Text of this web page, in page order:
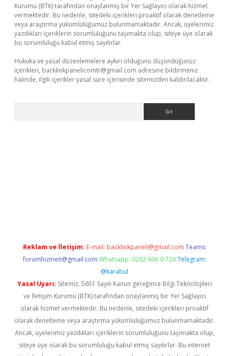
Kurumu (BTK) tarafından onaylanmış bir Yer Sağlayıcı olarak hizmet
vermektedir. Bu nedenle, sitedeki içerikleri proaktif olarak denetleme
veya araştırma yükümlülüğümüz bulunmamaktadır. Ancak, üyelerimiz
yazdıkları içeriklerin sorumluluğunu taşımakta olup, siteye üye olarak
bu sorumluluğu kabul etmiş sayılırlar.
Hukuka ve yasal düzenlemelere aykırı olduğunu düşündüğünüz
içerikleri, backlinkpanelicomtr@gmail.com adresine bildirmeniz
halinde, ilgili içerikler yasal süre içerisinde sitemizden kaldırılacaktır.
Reklam ve İletişim: E-mail: backlinkpaneli@gmail.com Teams:
forumhizmeti@gmail.com Whatsapp: 0262 606 0 726 Telegram:
@karabul
Yasal Uyarı: Sitemiz, 5651 Sayılı Kanun gereğince Bilgi Teknolojileri
ve İletişim Kurumu (BTK) tarafından onaylanmış bir Yer Sağlayıcı
olarak hizmet vermektedir. Bu nedenle, sitedeki içerikleri proaktif
olarak denetleme veya araştırma yükümlülüğümüz bulunmamaktadır.
Ancak, üyelerimiz yazdıkları içeriklerin sorumluluğunu taşımakta olup,
siteye üye olarak bu sorumluluğu kabul etmiş sayılırlar. Bu internet